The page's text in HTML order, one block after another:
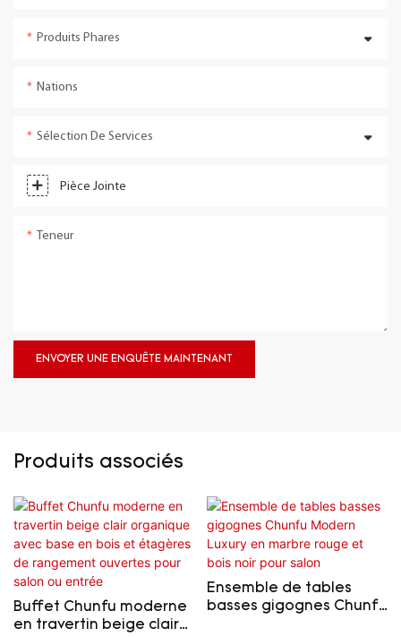
Produits Phares
Nations
Sélection De Services
Pièce Jointe
Teneur
ENVOYER UNE ENQUÊTE MAINTENANT
Produits associés
Buffet Chunfu moderne
en travertin beige clair
Ensemble de tables
basses gigognes Chunfu